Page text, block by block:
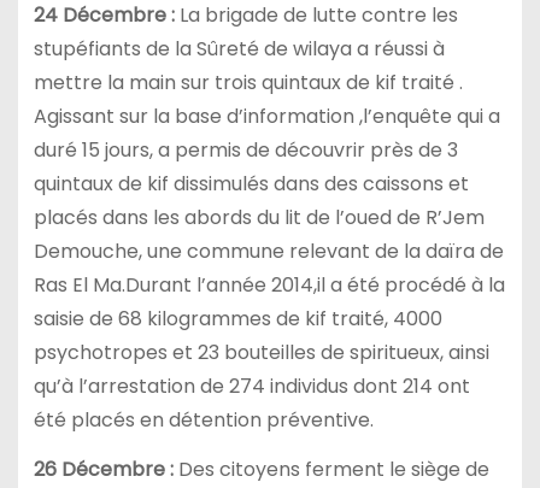
24 Décembre : La brigade de lutte contre les
stupéfiants de la Sûreté de wilaya a réussi à
mettre la main sur trois quintaux de kif traité .
Agissant sur la base d’information ,l’enquête qui a
duré 15 jours, a permis de découvrir près de 3
quintaux de kif dissimulés dans des caissons et
placés dans les abords du lit de l’oued de R’Jem
Demouche, une commune relevant de la daïra de
Ras El Ma.Durant l’année 2014,il a été procédé à la
saisie de 68 kilogrammes de kif traité, 4000
psychotropes et 23 bouteilles de spiritueux, ainsi
qu’à l’arrestation de 274 individus dont 214 ont
été placés en détention préventive.
26 Décembre :Des citoyens ferment le siège de